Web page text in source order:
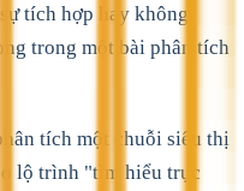
tích hợp hay không,
trong một bài phân tích
tích một chuỗi siêu thị
lộ trình "tìm hiểu trực